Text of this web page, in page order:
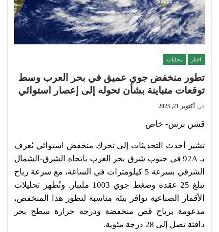
اخبار محليات
تطور منخفض جوي عميق في بحر العرب وسط
توقعات متباينة بشأن تحوله إلى إعصار استوائي
في أكتوبر 21, 2025
قشن برس- خاص
تشير أحدث التحديثات إلى تحرك منخفض استوائي يُعرف
بـ 92A في جنوب شرق بحر العرب باتجاه الشرق-الشمال
الشرقي بسرعة 5 كيلومترات في الساعة، مع سرعة رياح
تبلغ 25 عقدة وضغط جوي 1003 مليبار. وتُظهر تحليلات
الأقمار الصناعية توافر بيئة مناسبة لتطور هذا المنخفض،
مدعومة برياح قص منخفضة ودرجة حرارة سطح بحر
دافئة تصل إلى 28 درجة مئوية.